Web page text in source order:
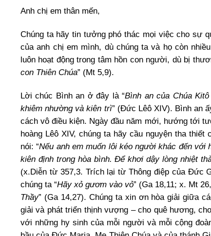
Anh chị em thân mến,
Chúng ta hãy tin tưởng phó thác mọi việc cho sự
của anh chị em mình, dù chúng ta và họ còn
luôn hoạt động trong tâm hồn con người, dù bị
con Thiên Chúa” (Mt 5,9).
Lời chúc Bình an ở đây là “Bình an của Chúa
khiêm nhường và kiên trì” (Đức Lêô XIV). Bình an
cách vô điều kiện. Ngày đầu năm mới, hướng tới
hoàng Lêô XIV, chúng ta hãy cầu nguyện tha
nói: “Nếu anh em muốn lôi kéo người khác đến
kiên định trong hòa bình. Để khơi dậy lòng nhiệt
(x.Diễn từ 357,3. Trích lại từ Thông điệp của Đức
chúng ta “Hãy xỏ gươm vào vỏ” (Ga 18,11; x. Mt
Thầy” (Ga 14,27). Chúng ta xin ơn hòa giải giữa
giải và phát triển thịnh vượng – cho quê hương,
với những hy sinh của mỗi người và mỗi cộng